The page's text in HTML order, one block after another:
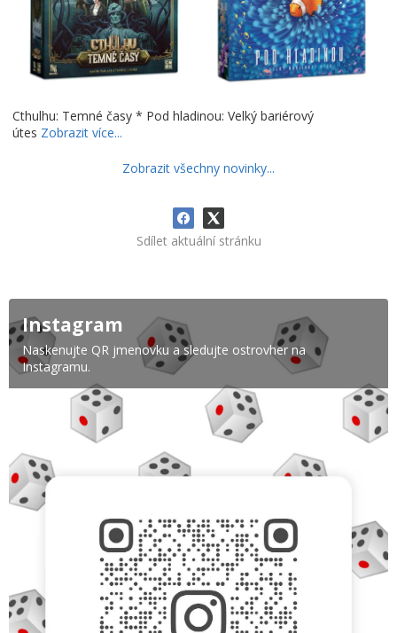
Cthulhu: Temné časy * Pod hladinou: Velký bariérový
útes Zobrazit více...
Zobrazit všechny novinky...
Sdílet aktuální stránku
Instagram
Naskenujte QR jmenovku a sledujte ostrovher na
Instagramu.